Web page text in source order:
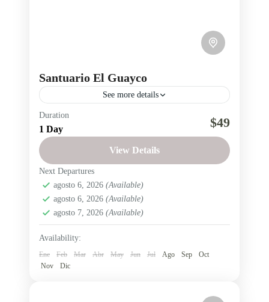
Santuario El Guayco
See more details
Cultura andina Religioso
Salinas de Guaranda
Salinas de Guaranda - Santuario el Guayco,
rincón andino de fé y espiritualidad.
Provincia de Bolívar,San José de Chimbo
Fácil
4 People
Duration
1 Day $49
View Details
Next Departures
agosto 6, 2026 (Available)
agosto 6, 2026 (Available)
agosto 7, 2026 (Available)
Availability:
Ene Feb Mar Abr May Jun Jul Ago Sep
Oct
Nov
Dic